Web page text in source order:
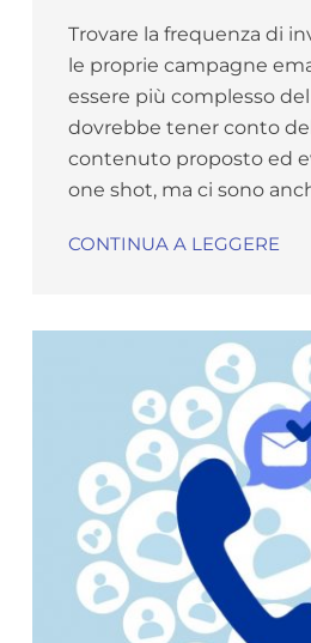
Trovare la frequenza di
le proprie campagne
essere più complesso
dovrebbe tener conto
contenuto proposto ed
one shot, ma ci sono
CONTINUA A LEGGERE